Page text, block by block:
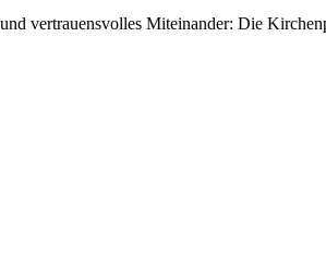
vertrauensvolles Miteinander: Die